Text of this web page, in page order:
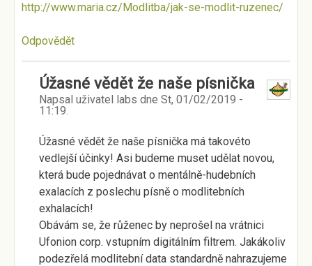
http://www.maria.cz/Modlitba/jak-se-modlit-ruzenec/
Odpovědět
Úžasné vědět že naše písnička
Napsal uživatel labs dne St, 01/02/2019 -
11:19.
Úžasné vědět že naše písnička má takovéto
vedlejší účinky! Asi budeme muset udělat novou,
která bude pojednávat o mentálně-hudebních
exalacích z poslechu písně o modlitebních
exhalacích!
Obávám se, že růženec by neprošel na vrátnici
Ufonion corp. vstupním digitálním filtrem. Jakákoliv
podezřelá modlitební data standardně nahrazujeme